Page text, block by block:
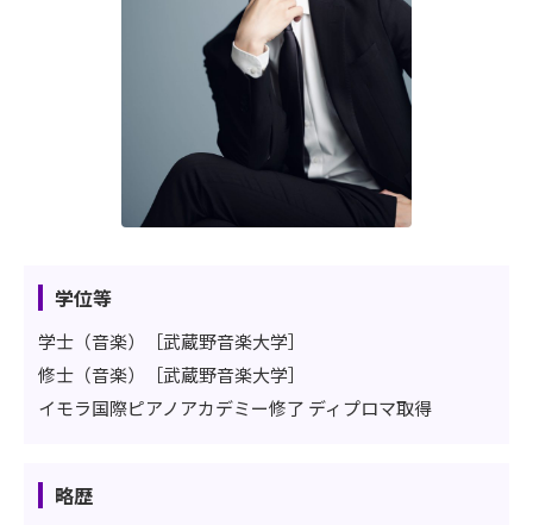
学位等
学士（音楽）［武蔵野音楽大学］
修士（音楽）［武蔵野音楽大学］
イモラ国際ピアノアカデミー修了 ディプロマ取得
略歴